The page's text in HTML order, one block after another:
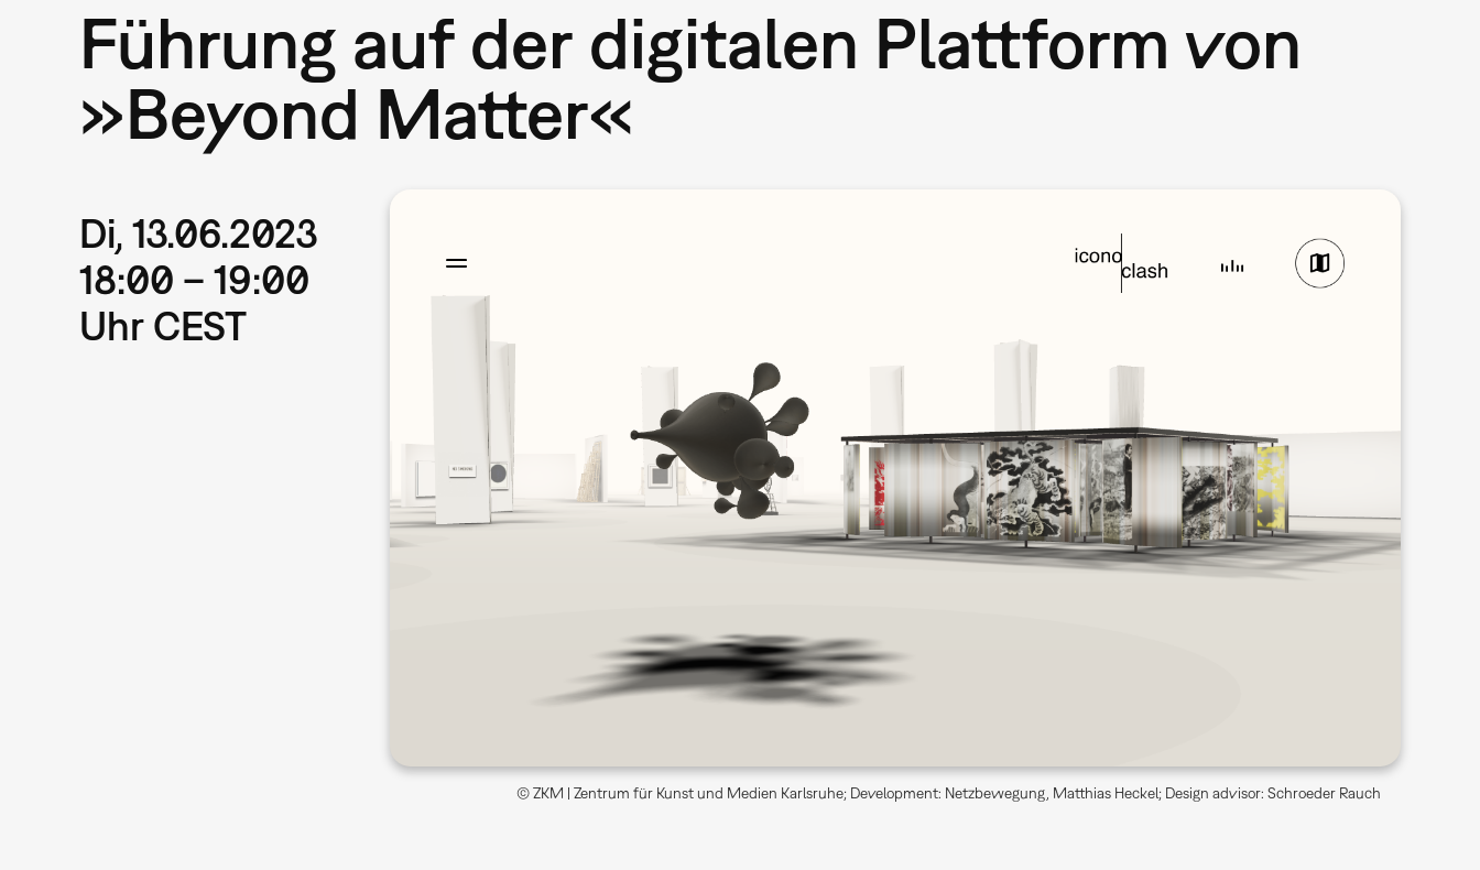
Führung auf der digitalen Plattform von
»Beyond Matter«
Di, 13.06.2023
18:00 – 19:00
Uhr CEST
© ZKM | Zentrum für Kunst und Medien Karlsruhe; Development: Netzbewegung, Matthias Heckel; Design advisor: Schroeder Rauch